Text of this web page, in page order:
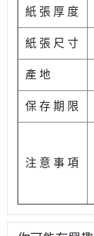
紙 張 厚 度
紙 張 尺 寸
產 地
保 存 期 限
注 意 事 項